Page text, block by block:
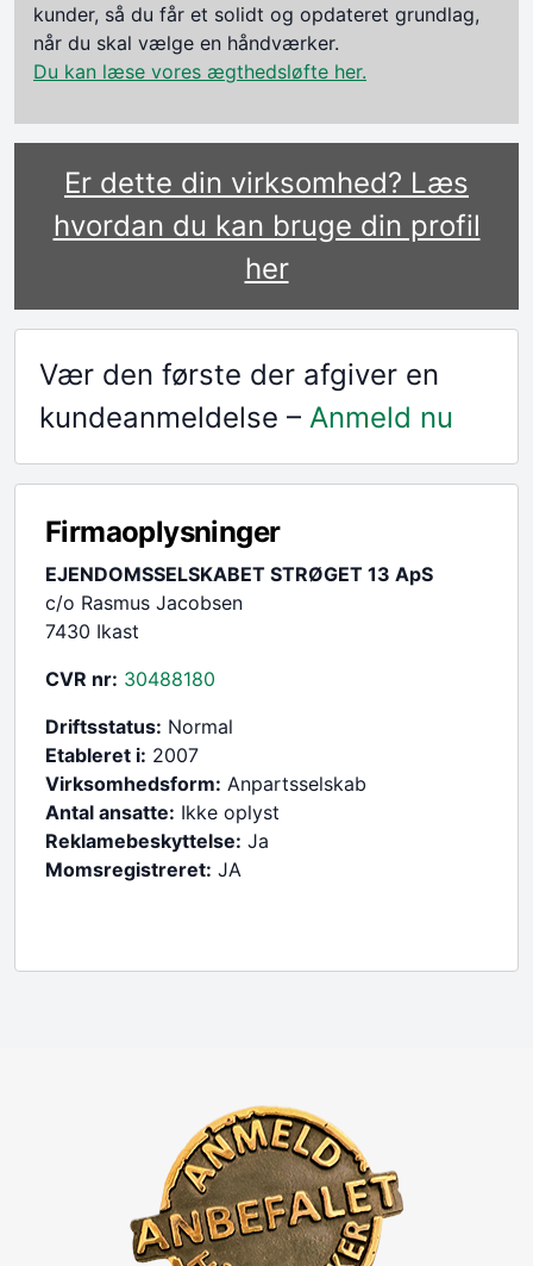
kunder, så du får et solidt og opdateret grundlag,
når du skal vælge en håndværker.
Du kan læse vores ægthedsløfte her.
Er dette din virksomhed? Læs
hvordan du kan bruge din profil
her
Vær den første der afgiver en
kundeanmeldelse – Anmeld nu
Firmaoplysninger
EJENDOMSSELSKABET STRØGET 13 ApS
c/o Rasmus Jacobsen
7430 Ikast
CVR nr: 30488180
Driftsstatus: Normal
Etableret i: 2007
Virksomhedsform: Anpartsselskab
Antal ansatte: Ikke oplyst
Reklamebeskyttelse: Ja
Momsregistreret: JA